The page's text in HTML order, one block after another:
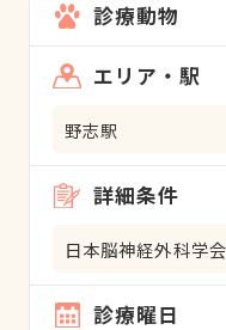
診療動物
エリア・駅
野志駅
詳細条件
日本脳神経外科学
診療曜日